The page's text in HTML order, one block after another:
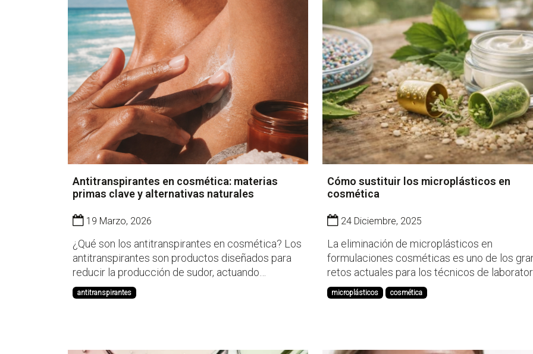
Antitranspirantes en cosmética: materias
primas clave y alternativas naturales
19 Marzo, 2026
¿Qué son los antitranspirantes en cosmética? Los
antitranspirantes son productos diseñados para
reducir la producción de sudor, actuando
directamente sobre las glándulas sudoríparas. A
diferencia de los desodorantes, que solo
antitranspirantes
Cómo sustituir los microplásticos en
cosmética
24 Diciembre, 2025
La eliminación de microplásticos en
formulaciones cosméticas es uno de los
retos actuales para los técnicos de
presión regulatoria, el impacto
la demanda de productos más sostenibles
microplásticos cosmética